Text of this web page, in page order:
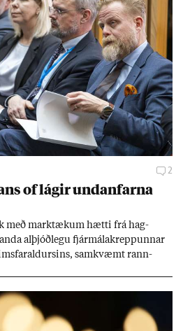
2
of lág­ir und­an­farna
með mark­tæk­um hætti frá hag­
al­þjóð­legu fjár­málakrepp­unn­ar
sam­kvæmt rann­